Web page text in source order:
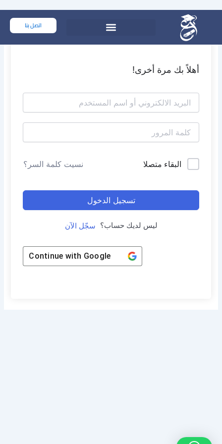
المحتوى
اتصل بنا
أهلاً بك مرة أخرى!
البقاء متصلا نسيت كلمة السر؟
تسجيل الدخول
ليس لديك حساب؟ سجّل الآن
Continue with Google